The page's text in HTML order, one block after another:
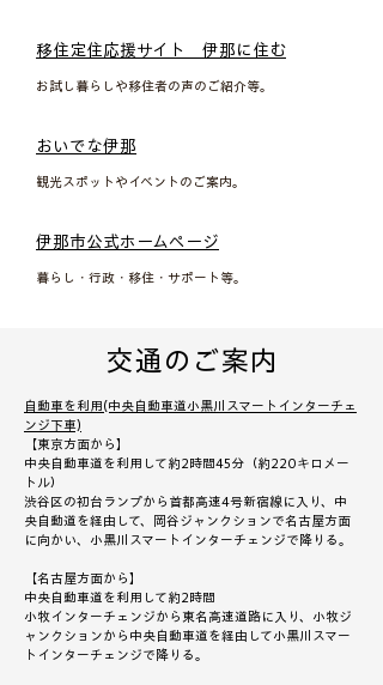
​移住定住応援サイト 伊那に住む
​お試し暮らしや移住者の声のご紹介等。
​おいでな伊那
​観光スポットやイベントのご案内。
​伊那市公式ホームページ
​暮らし・行政・移住・サポート等。
交通のご案内
自動車を利用(中央自動車道小黒川スマートインターチェ
ンジ下車)
​【東京方面から】
中央自動車道を利用して約2時間45分（約220キロメー
トル）
渋谷区の初台ランプから首都高速4号新宿線に入り、中
央自動道を経由して、岡谷ジャンクションで名古屋方面
に向かい、小黒川スマートインターチェンジで降りる。
【名古屋方面から】
中央自動車道を利用して約2時間
小牧インターチェンジから東名高速道路に入り、小牧ジ
ャンクションから中央自動車道を経由して小黒川スマー
トインターチェンジで降りる。